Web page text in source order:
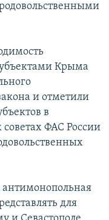
Крыма
и отметили
в
ФАС России
антимонопольная
для